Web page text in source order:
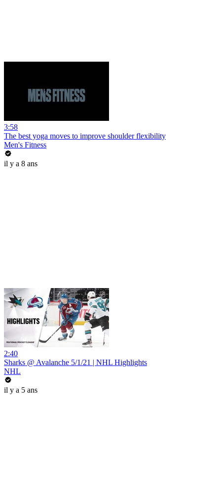
3:58
The best yoga moves to improve shoulder flexibility
Men's Fitness
il y a 8 ans
2:40
Sharks @ Avalanche 5/1/21 | NHL Highlights
NHL
il y a 5 ans